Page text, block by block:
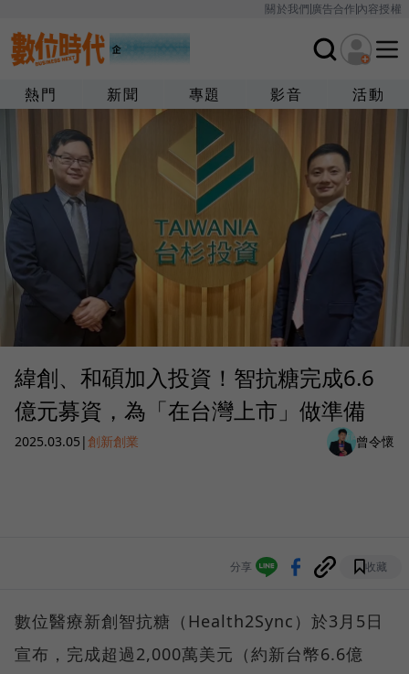
關於我們廣告合作內容授權
熱門 新聞 專題 影音 活動
緯創、和碩加入投資！智抗糖完成6.6
億元募資，為「在台灣上市」做準備
2025.03.05 |創新創業 曾令懷
分享 收藏
數位醫療新創智抗糖（Health2Sync）於3月5日
宣布，完成超過2,000萬美元（約新台幣6.6億